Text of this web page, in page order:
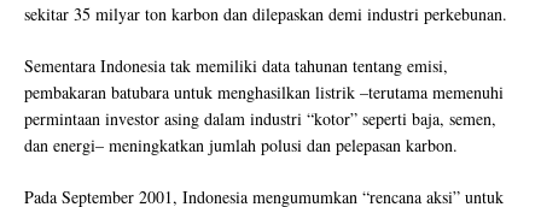
sekitar 35 milyar ton karbon dan dilepaskan demi industri perkebunan.
Sementara Indonesia tak memiliki data tahunan tentang emisi,
pembakaran batubara untuk menghasilkan listrik –terutama memenuhi
permintaan investor asing dalam industri “kotor” seperti baja, semen,
dan energi– meningkatkan jumlah polusi dan pelepasan karbon.
Pada September 2001, Indonesia mengumumkan “rencana aksi” untuk